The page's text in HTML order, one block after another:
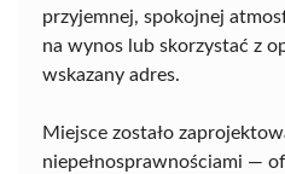
przyjemnej, spokojnej
na wynos lub skorzystać z
wskazany adres.
Miejsce zostało
niepełnosprawnościami —